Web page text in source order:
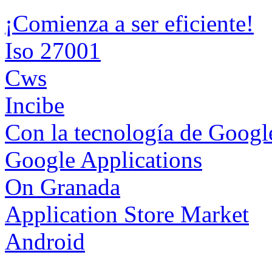
¡Comienza a ser eficiente!
Iso 27001
Cws
Incibe
Con la tecnología de
Google Applications
On Granada
Application Store Market
Android